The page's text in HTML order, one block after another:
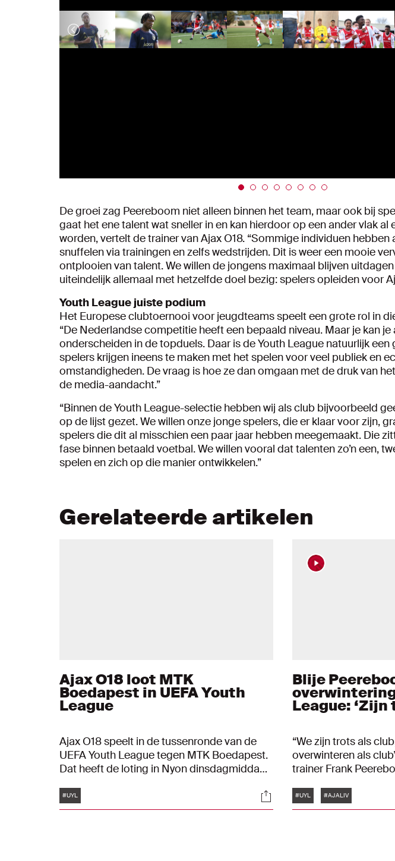
De groei zag Peereboom niet alleen binnen het team, maar ook bij
gaat het ene talent wat sneller in en kan hierdoor op een ander vlak al
worden, vertelt de trainer van Ajax O18. “Sommige individuen
snuffelen via trainingen en zelfs wedstrijden. Dit is weer een mooie
ontplooien van talent. We willen de jongens maximaal blijven
uiteindelijk allemaal met hetzelfde doel bezig: spelers opleiden voor
Youth League juiste podium
Het Europese clubtoernooi voor jeugdteams speelt een grote rol in
“De Nederlandse competitie heeft een bepaald niveau. Maar je kan je
onderscheiden in de topduels. Daar is de Youth League natuurlijk
spelers krijgen ineens te maken met het spelen voor veel publiek en
omstandigheden. De vraag is hoe ze dan omgaan met de druk van
de media-aandacht.”
“Binnen de Youth League-selectie hebben wij als club bijvoorbeeld
op de lijst gezet. We willen onze jonge spelers, die er klaar voor zijn,
spelers die dit al misschien een paar jaar hebben meegemaakt. Die
fase binnen betaald voetbal. We willen vooral dat talenten zo’n een,
spelen en zich op die manier ontwikkelen.”
Gerelateerde artikelen
Ajax O18 loot MTK
Boedapest in UEFA Youth
League
Ajax O18 speelt in de tussenronde van de
UEFA Youth League tegen MTK Boedapest.
Dat heeft de loting in Nyon dinsdagmiddag
7 of 8 februari 2023 tegen de Hongaren.
Tags
#UYL Socials
Blije
overwintering
League:
“We zijn trots als
overwinteren als
trainer Frank
Ajacieden ook in
Youth League. Ook
Tags
#UYL #AJALIV